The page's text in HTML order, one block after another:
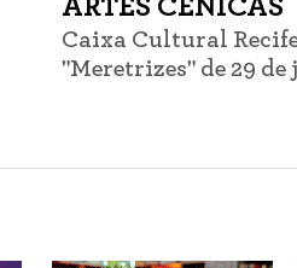
ARTES CÊNICAS
Caixa Cultural
"Meretrizes" de 29 de